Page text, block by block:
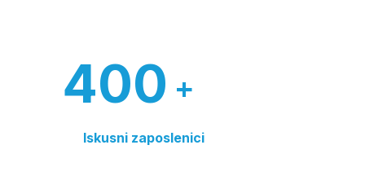
400 +
Iskusni zaposlenici